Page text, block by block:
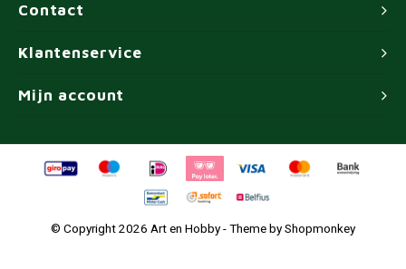
Contact
Klantenservice
Mijn account
© Copyright 2026 Art en Hobby - Theme byShopmonkey